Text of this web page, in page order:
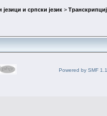
језици и српски језик >
Powered by SMF